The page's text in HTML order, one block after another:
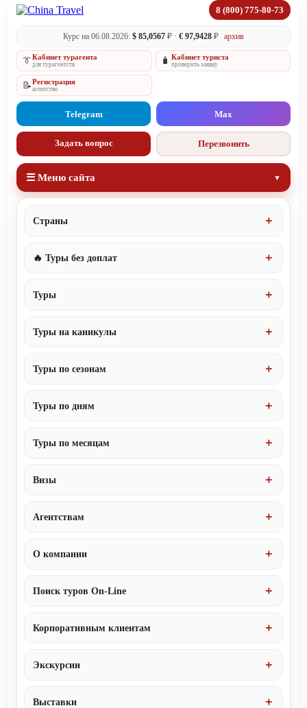
8 (800) 775-80-73
Курс на 06.08.2026: $ 85,0567 ₽ · € 97,9428 ₽ архив
👔Кабинет турагента
для турагентств 🧳 Кабинет туриста
проверить заявку
📝Регистрация
агентство
Telegram Max
Задать вопрос Перезвонить
☰ Меню сайта
Страны
🔥 Туры без доплат
Туры
Туры на каникулы
Туры по сезонам
Туры по дням
Туры по месяцам
Визы
Агентствам
О компании
Поиск туров On-Line
Корпоративным клиентам
Экскурсии
Выставки